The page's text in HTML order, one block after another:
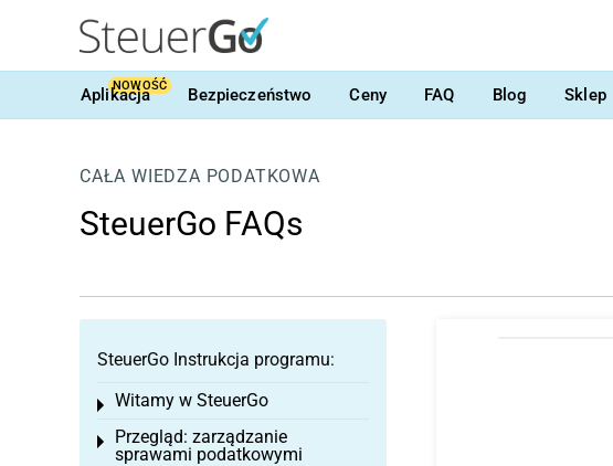
Aplikacja
NOWOŚĆ Bezpieczeństwo Ceny FAQ Blog Sklep
CAŁA WIEDZA PODATKOWA
SteuerGo FAQs
SteuerGo Instrukcja programu:
Witamy w SteuerGo
Toggle menu
Przegląd: zarządzanie
sprawami podatkowymi
Toggle menu